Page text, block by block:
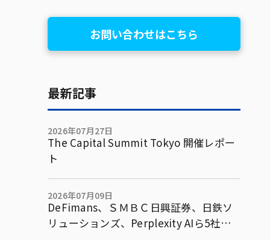
お問い合わせはこちら
最新記事
2026年07月27日
The Capital Summit Tokyo 開催レポー
ト
2026年07月09日
DeFimans、ＳＭＢＣ日興証券、日鉄ソ
リューションズ、Perplexity AIら5社で